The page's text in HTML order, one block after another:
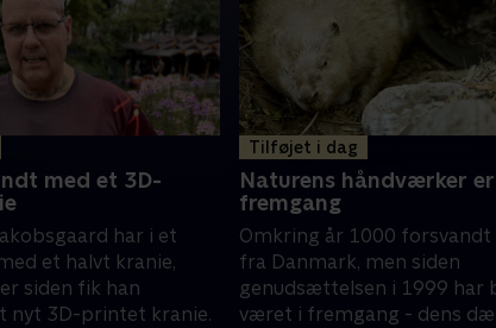
med et 3D-
har i et
et halvt kranie,
siden fik han
nyt 3D-printet kranie.
Tilføjet i dag
Naturens håndværker
fremgang
Omkring år 1000
fra Danmark, men siden
genudsættelsen i 1999 har
været i fremgang - dens